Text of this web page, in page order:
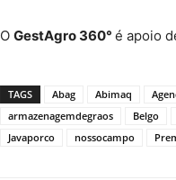
O GestAgro 360° é apoio
TAGS Abag Abimaq
armazenagemdegraos
Belgo
Javaporco
nossocampo